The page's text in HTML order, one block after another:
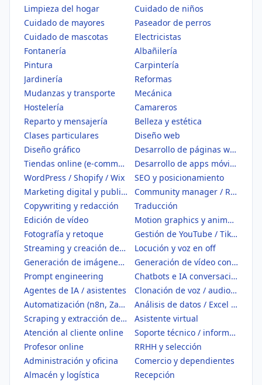
Limpieza del hogar
Cuidado de niños
Cuidado de mayores
Paseador de perros
Cuidado de mascotas
Electricistas
Fontanería
Albañilería
Pintura
Carpintería
Jardinería
Reformas
Mudanzas y transporte
Mecánica
Hostelería
Camareros
Reparto y mensajería
Belleza y estética
Clases particulares
Diseño web
Diseño gráfico
Desarrollo de páginas web
Tiendas online (e-commerce)
Desarrollo de apps móviles
WordPress / Shopify / Wix
SEO y posicionamiento
Marketing digital y publicidad
Community manager / Redes sociales
Copywriting y redacción
Traducción
Edición de vídeo
Motion graphics y animación
Fotografía y retoque
Gestión de YouTube / TikTok
Streaming y creación de contenido
Locución y voz en off
Generación de imágenes con IA
Generación de vídeo con IA
Prompt engineering
Chatbots e IA conversacional
Agentes de IA / asistentes
Clonación de voz / audio IA
Automatización (n8n, Zapier, Make)
Análisis de datos / Excel / BI
Scraping y extracción de datos
Asistente virtual
Atención al cliente online
Soporte técnico / informático
Profesor online
RRHH y selección
Administración y oficina
Comercio y dependientes
Almacén y logística
Recepción